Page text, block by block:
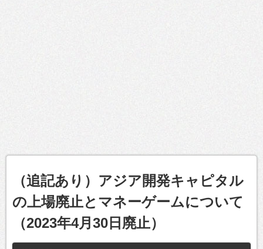
（追記あり）アジア開発キャピタル
の上場廃止とマネーゲームについて
（2023年4月30日廃止）